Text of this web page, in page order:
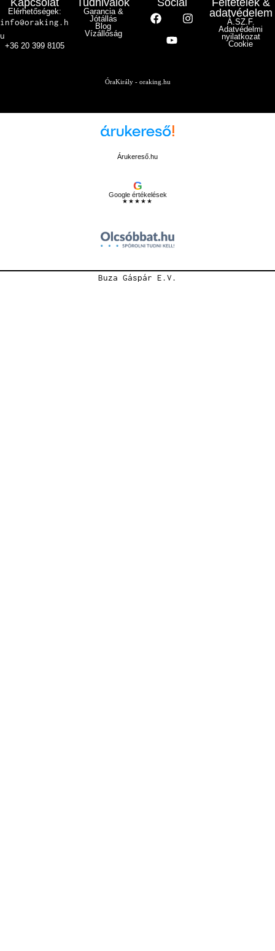
Elérhetőségek:
info@oraking.h
u
+36 20 399 8105
Garancia &
Jótállás
Blog
Vízállóság
adatvédelem
Á.SZ.F.
Adatvédelmi
nyilatkozat
Cookie
ÓraKirály - oraking.hu
Árukereső.hu
G
Google értékelések
★★★★★
Buza Gáspár E.V.